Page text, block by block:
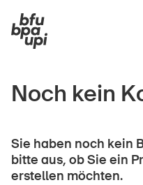
Noch kein
Sie haben noch kein
bitte aus, ob Sie ein
erstellen möchten.